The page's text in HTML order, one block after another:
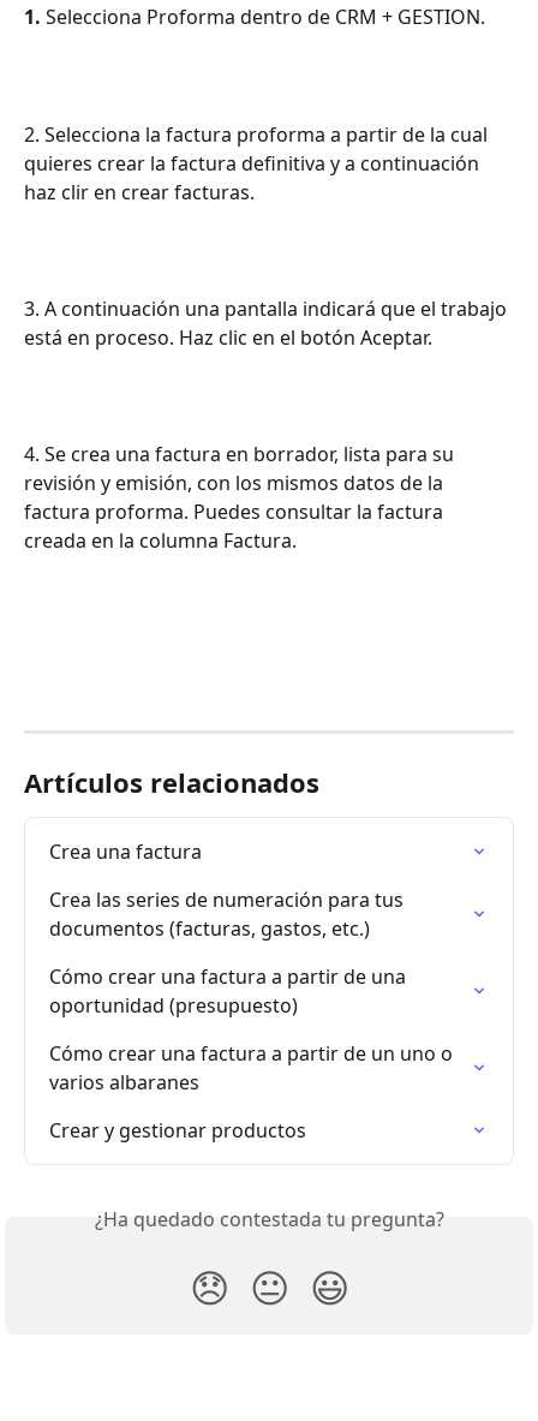
1. Selecciona Proforma dentro de CRM + GESTION.
2. Selecciona la factura proforma a partir de la cual
quieres crear la factura definitiva y a continuación
haz clir en crear facturas.
3. A continuación una pantalla indicará que el trabajo
está en proceso. Haz clic en el botón Aceptar.
4. Se crea una factura en borrador, lista para su
revisión y emisión, con los mismos datos de la
factura proforma. Puedes consultar la factura
creada en la columna Factura.
Artículos relacionados
Crea una factura
Crea las series de numeración para tus
documentos (facturas, gastos, etc.)
Cómo crear una factura a partir de una
oportunidad (presupuesto)
Cómo crear una factura a partir de un uno o
varios albaranes
Crear y gestionar productos
¿Ha quedado contestada tu pregunta?
😞 😐 😃